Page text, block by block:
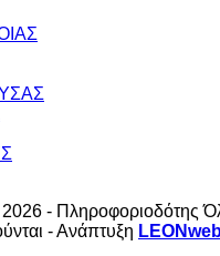
- Πληροφοριοδότης
- Ανάπτυξη